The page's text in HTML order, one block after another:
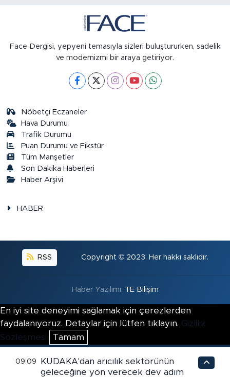
Face Dergisi, yepyeni temasıyla sizleri buluştururken, sadelik
ve modernizmi bir araya getiriyor.
Nöbetçi Eczaneler
Hava Durumu
Trafik Durumu
Puan Durumu ve Fikstür
Tüm Manşetler
Son Dakika Haberleri
Haber Arşivi
HABER
RSS Copyright © 2023. Her hakkı saklıdır.
Haber Yazılımı: TE Bilişim
En iyi site deneyimi sağlamak için çerezlerden
faydalanıyoruz. Detaylar için lütfen tıklayın. Gizlilik
Sözleşmesi
Tamam
09:09
KUDAKA'dan arıcılık sektörünün
geleceğine yön verecek dev adım